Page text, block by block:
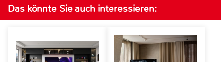
Das könnte Sie auch interessieren: